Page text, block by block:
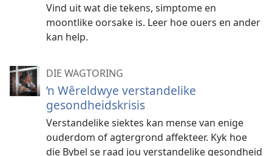
Vind uit wat die tekens, simptome en
moontlike oorsake is. Leer hoe ouers en ander
kan help.
DIE WAGTORING
’n Wêreldwye verstandelike
gesondheidskrisis
Verstandelike siektes kan mense van enige
ouderdom of agtergrond affekteer. Kyk hoe
die Bybel se raad jou verstandelike gesondheid